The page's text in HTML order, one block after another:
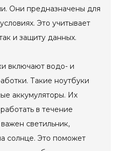
Они предназначены для
Это учитывает
и защиту данных.
включают водо- и
Такие ноутбуки
аккумуляторы. Их
в течение
светильник,
солнце. Это поможет